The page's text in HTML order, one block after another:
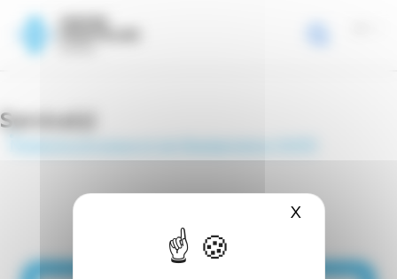
Panneau de gestion des cookies
XMasquer le
Page d’accueil
Dr RENAUD Pauline
Service(s)